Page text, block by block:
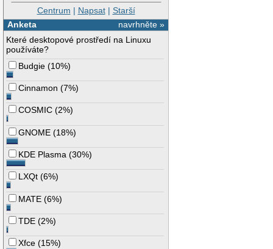
Centrum | Napsat| Starší
navrhněte »
Anketa
Které desktopové prostředí na Linuxu
používáte?
Budgie (10%)
Cinnamon (7%)
COSMIC (2%)
GNOME (18%)
KDE Plasma (30%)
LXQt (6%)
MATE (6%)
TDE (2%)
Xfce (15%)